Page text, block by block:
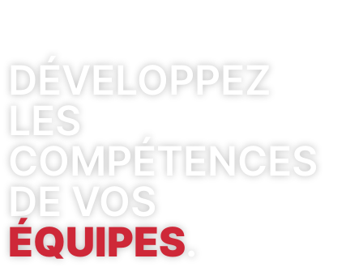
DÉVELOPPEZ
LES
COMPÉTENCES
DE VOS
ÉQUIPES